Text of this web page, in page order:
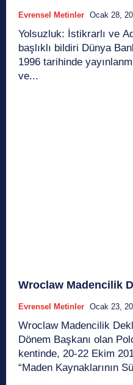
Evrensel Metinler Ocak 28,
Yolsuzluk: İstikrarlı ve
başlıklı bildiri Dünya
1996 tarihinde yayınlanmıştır. Yolsuzluk:
ve...
Wroclaw Madencilik
Evrensel Metinler Ocak 23,
Wroclaw Madencilik
Dönem Başkanı olan
kentinde, 20-22 Ekim
“Maden Kaynaklarının